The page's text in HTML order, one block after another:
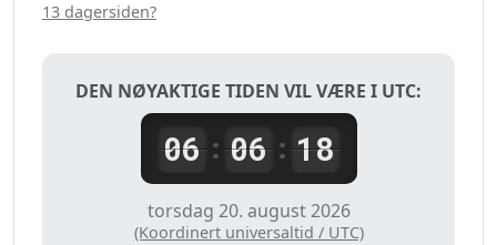
13 dagersiden?
DEN NØYAKTIGE TIDEN VIL VÆRE I UTC:
06: 06: 18
torsdag 20. august 2026
(Koordinert universaltid / UTC)